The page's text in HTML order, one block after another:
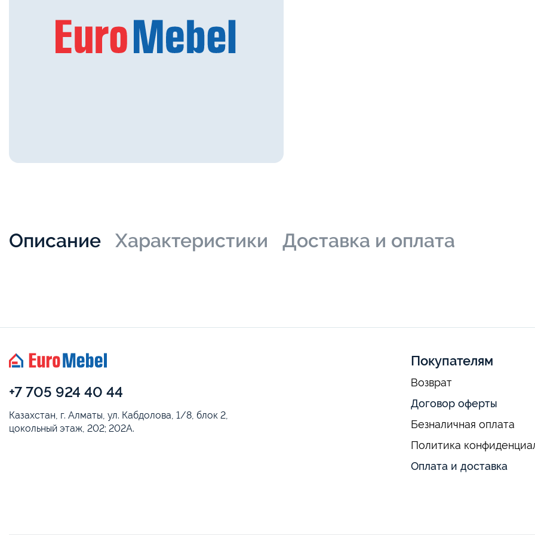
Описание Характеристики Доставка и оплата
+7 705 924 40 44
Казахстан, г. Алматы, ул. Кабдолова, 1/8, блок 2,
цокольный этаж, 202; 202А.
Покупателям
Возврат
Договор оферты
Безналичная оплата
Политика
Оплата и доставка